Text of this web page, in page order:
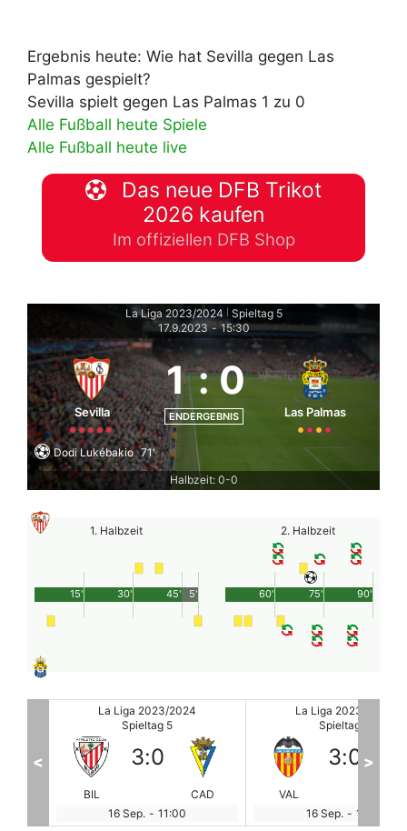
Ergebnis heute: Wie hat Sevilla gegen Las
Palmas gespielt?
Sevilla spielt gegen Las Palmas 1 zu 0
Alle Fußball heute Spiele
Alle Fußball heute live
Das neue DFB Trikot
2026 kaufen
Im offiziellen DFB Shop
La Liga 2023/2024
Spieltag 5
17.9.2023 - 15:30
Sevilla
1 :0
ENDERGEBNIS Las Palmas
Dodi Lukébakio 71'
Halbzeit: 0-0
1. Halbzeit
45'
15' 30' 5'
2. Halbzeit
90'
60' 75'
La Liga 2023/2024
Spieltag 5
VAL
3:0
ATL
16 Sep. - 13:15
La Liga 2023/2024
Spieltag 5
CEL
0:1
16 Sep. - 15:30
< >